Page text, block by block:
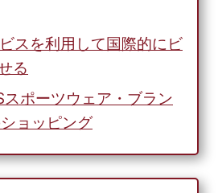
スを利用して国際的にビ
る
ポーツウェア・ブラン
ョッピング